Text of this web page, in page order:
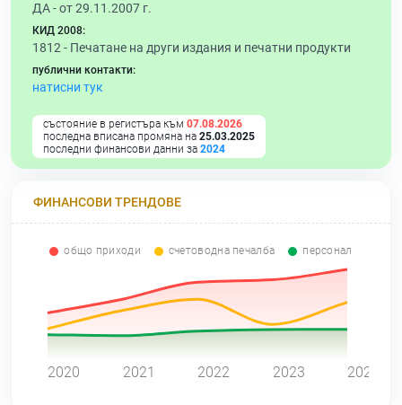
ДА - от 29.11.2007 г.
КИД 2008:
1812 - Печатане на други издания и печатни продукти
публични контакти:
натисни тук
състояние в регистъра към 07.08.2026
последна вписана промяна на 25.03.2025
последни финансови данни за 2024
ФИНАНСОВИ ТРЕНДОВЕ
общо приходи счетоводна печалба персонал
2020 2021 2022 2023 2024